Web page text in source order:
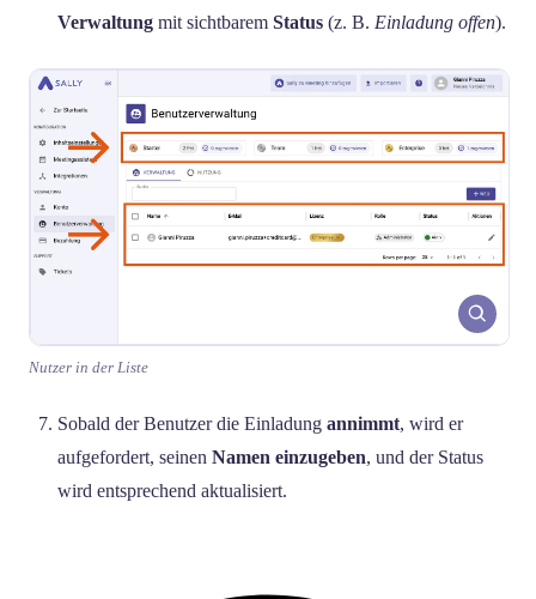
Verwaltung mit sichtbarem Status (z. B. Einladung offen).
Nutzer in der Liste
Sobald der Benutzer die Einladung annimmt, wird er
aufgefordert, seinen Namen einzugeben, und der Status
wird entsprechend aktualisiert.